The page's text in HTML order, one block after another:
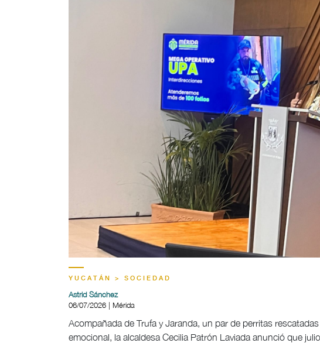
YUCATÁN > SOCIEDAD
Astrid Sánchez
06/07/2026 | Mérida
Acompañada de Trufa y Jaranda, un par de perritas
emocional, la alcaldesa Cecilia Patrón Laviada anunció que